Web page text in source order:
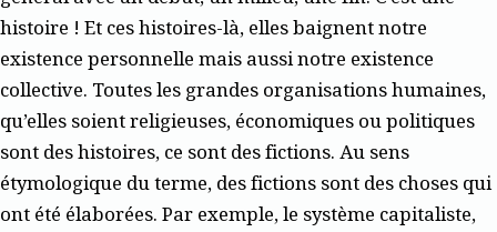
histoire ! Et ces histoires-là, elles baignent notre
existence personnelle mais aussi notre existence
collective. Toutes les grandes organisations humaines,
qu’elles soient religieuses, économiques ou politiques
sont des histoires, ce sont des fictions. Au sens
étymologique du terme, des fictions sont des choses qui
ont été élaborées. Par exemple, le système capitaliste,